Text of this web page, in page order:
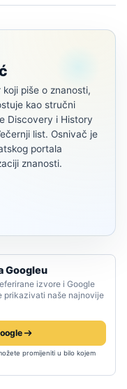
piše o znanosti,
kao stručni
Discovery i History
list. Osnivač je
portala
znanosti.
Googleu
izvore i Google
prikazivati naše najnovije
promijeniti u bilo kojem